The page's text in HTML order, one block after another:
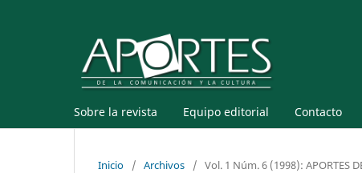
Sobre la revista Equipo editorial Contacto
Inicio / Archivos / Vol. 1 Núm. 6 (1998): APORTES